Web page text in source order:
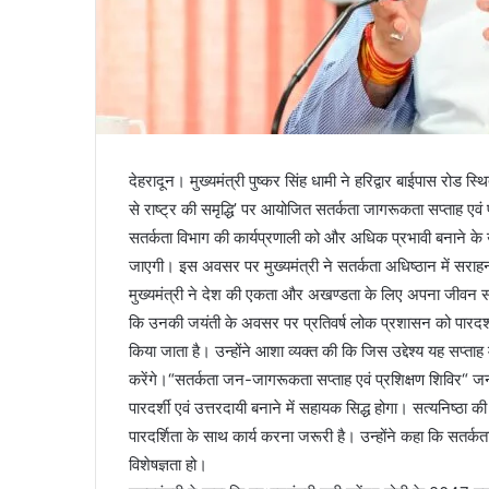
देहरादून। मुख्यमंत्री पुष्कर सिंह धामी ने हरिद्वार बाईपास रोड
से राष्ट्र की समृद्धि’ पर आयोजित सतर्कता जागरूकता सप्ताह
सतर्कता विभाग की कार्यप्रणाली को और अधिक प्रभावी बनाने के
जाएगी। इस अवसर पर मुख्यमंत्री ने सतर्कता अधिष्ठान में
मुख्यमंत्री ने देश की एकता और अखण्डता के लिए अपना जीवन
कि उनकी जयंती के अवसर पर प्रतिवर्ष लोक प्रशासन को
किया जाता है। उन्होंने आशा व्यक्त की कि जिस उद्देश्य यह सप्ताह
करेंगे।“सतर्कता जन-जागरूकता सप्ताह एवं प्रशिक्षण
पारदर्शी एवं उत्तरदायी बनाने में सहायक सिद्ध होगा।
पारदर्शिता के साथ कार्य करना जरूरी है। उन्होंने कहा कि
विशेषज्ञता हो।